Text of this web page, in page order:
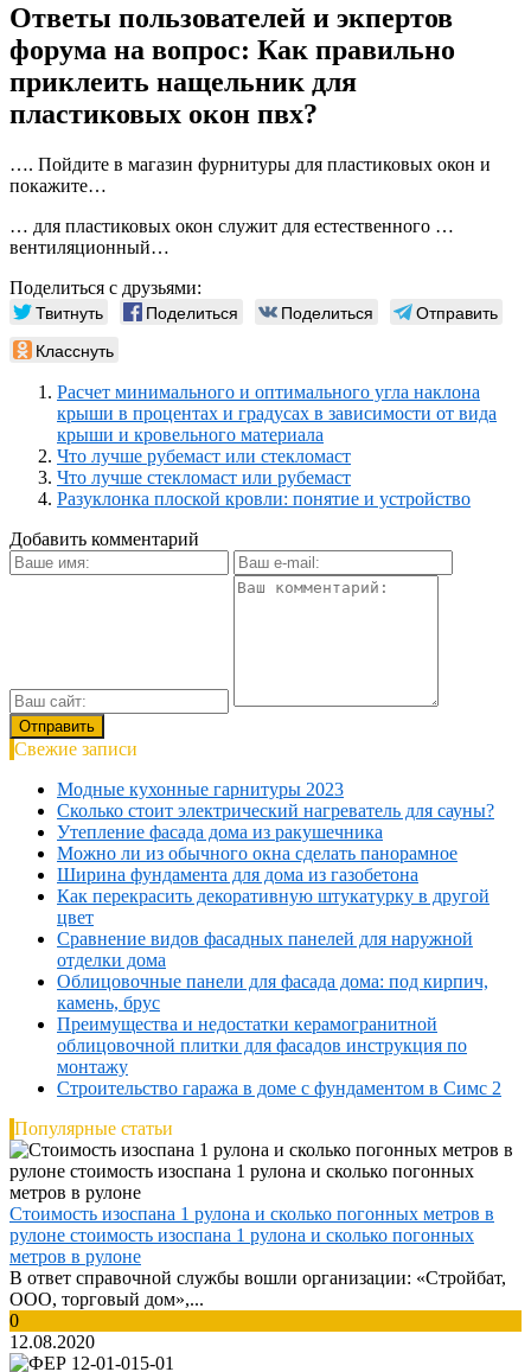
Ответы пользователей и экпертов
форума на вопрос: Как правильно
приклеить нащельник для
пластиковых окон пвх?
…. Пойдите в магазин фурнитуры для пластиковых окон и
покажите…
… для пластиковых окон служит для естественного …
вентиляционный…
Поделиться с друзьями:
Твитнуть Поделиться Поделиться
Отправить
Класснуть
Расчет минимального и оптимального угла наклона
крыши в процентах и градусах в зависимости от вида
крыши и кровельного материала
Что лучше рубемаст или стекломаст
Что лучше стекломаст или рубемаст
Разуклонка плоской кровли: понятие и устройство
Добавить комментарий
Свежие записи
Модные кухонные гарнитуры 2023
Сколько стоит электрический нагреватель для сауны?
Утепление фасада дома из ракушечника
Можно ли из обычного окна сделать панорамное
Ширина фундамента для дома из газобетона
Как перекрасить декоративную штукатурку в другой
цвет
Сравнение видов фасадных панелей для наружной
отделки дома
Облицовочные панели для фасада дома: под кирпич,
камень, брус
Преимущества и недостатки керамогранитной
облицовочной плитки для фасадов инструкция по
монтажу
Строительство гаража в доме с фундаментом в Симс 2
Популярные статьи
Стоимость изоспана 1 рулона и сколько погонных метров в
рулоне стоимость изоспана 1 рулона и сколько погонных
метров в рулоне
В ответ справочной службы вошли организации: «Стройбат,
ООО, торговый дом»,...
0
12.08.2020